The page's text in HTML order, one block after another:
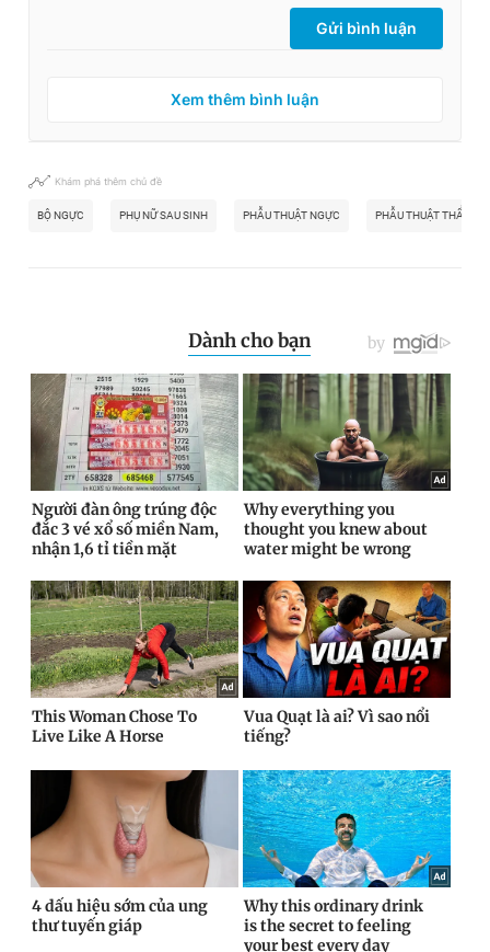
Gửi bình luận
Xem thêm bình luận
Khám phá thêm chủ đề
BỘ NGỰC PHỤ NỮ SAU SINH PHẪU THUẬT NGỰC PHẪU THUẬT THẨM